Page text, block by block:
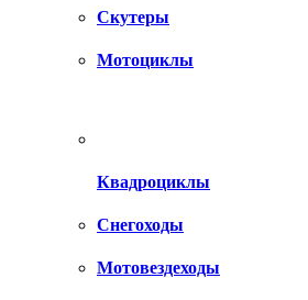
Скутеры
Мотоциклы
Квадроциклы
Снегоходы
Мотовездеходы